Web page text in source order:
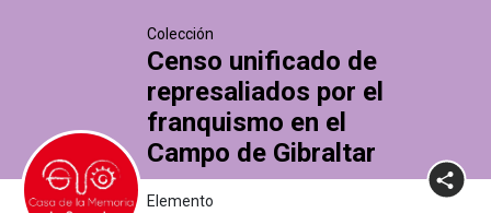
Colección
Censo unificado de
represaliados por el
franquismo en el
Campo de Gibraltar
Elemento